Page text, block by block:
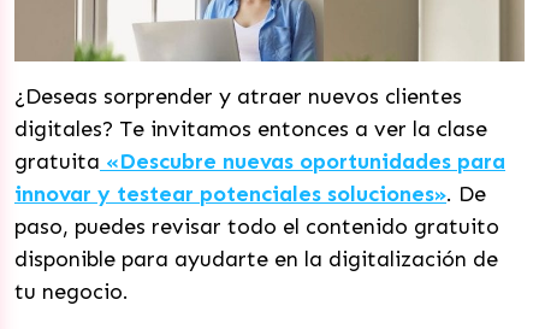
¿Deseas sorprender y atraer nuevos clientes
digitales? Te invitamos entonces a ver la clase
gratuita «Descubre nuevas oportunidades para
innovar y testear potenciales soluciones». De
paso, puedes revisar todo el contenido gratuito
disponible para ayudarte en la digitalización de
tu negocio.